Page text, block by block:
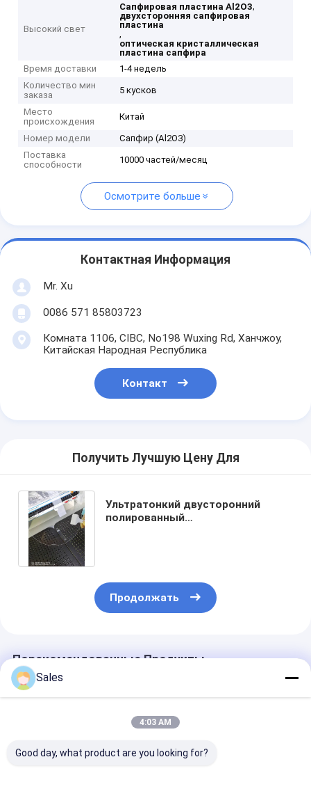
Высокий свет
Сапфировая пластина Al2O3,
двухсторонняя сапфировая
пластина
,
оптическая кристаллическая
пластина сапфира
Время доставки
1-4 недель
Количество мин
заказа
5 кусков
Место
происхождения
Китай
Номер модели
Сапфир (Al2O3)
Поставка
способности
10000 частей/месяц
Осмотрите больше
Контактная Информация
Mr. Xu
0086 571 85803723
Комната 1106, CIBC, No198 Wuxing Rd, Ханчжоу,
Китайская Народная Республика
Контакт
Получить Лучшую Цену Для
Ультратонкий двусторонний
полированный
Продолжать
Порекомендованные Продукты
Sales
4:03 AM
Good day, what product are you looking for?